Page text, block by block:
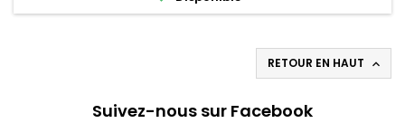
RETOUR EN HAUT 
Suivez-nous sur Facebook